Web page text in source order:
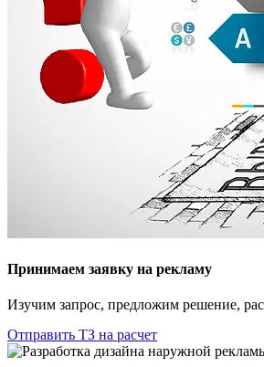
Принимаем заявку на рекламу
Изучим запрос, предложим решение,
Отправить ТЗ на расчет